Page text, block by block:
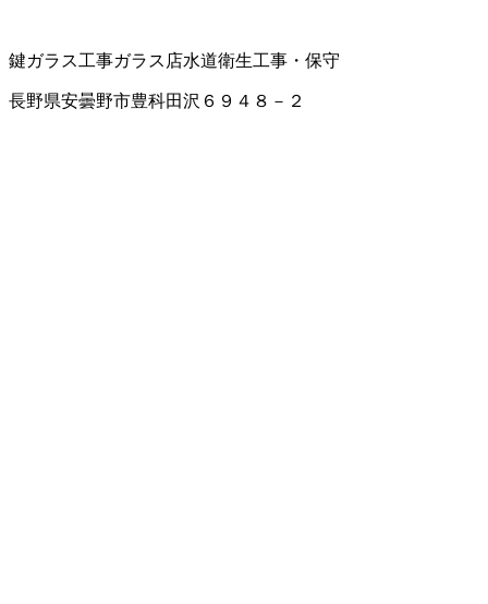
鍵ガラス工事ガラス店水道衛生工事・保守
長野県安曇野市豊科田沢６９４８－２